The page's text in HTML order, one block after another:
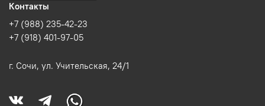
Контакты
+7 (988) 235-42-23
+7 (918) 401-97-05
г. Сочи, ул. Учительская, 24/1